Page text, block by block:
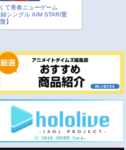
て青春ニューゲーム
シングル AIM STAR/愛
】